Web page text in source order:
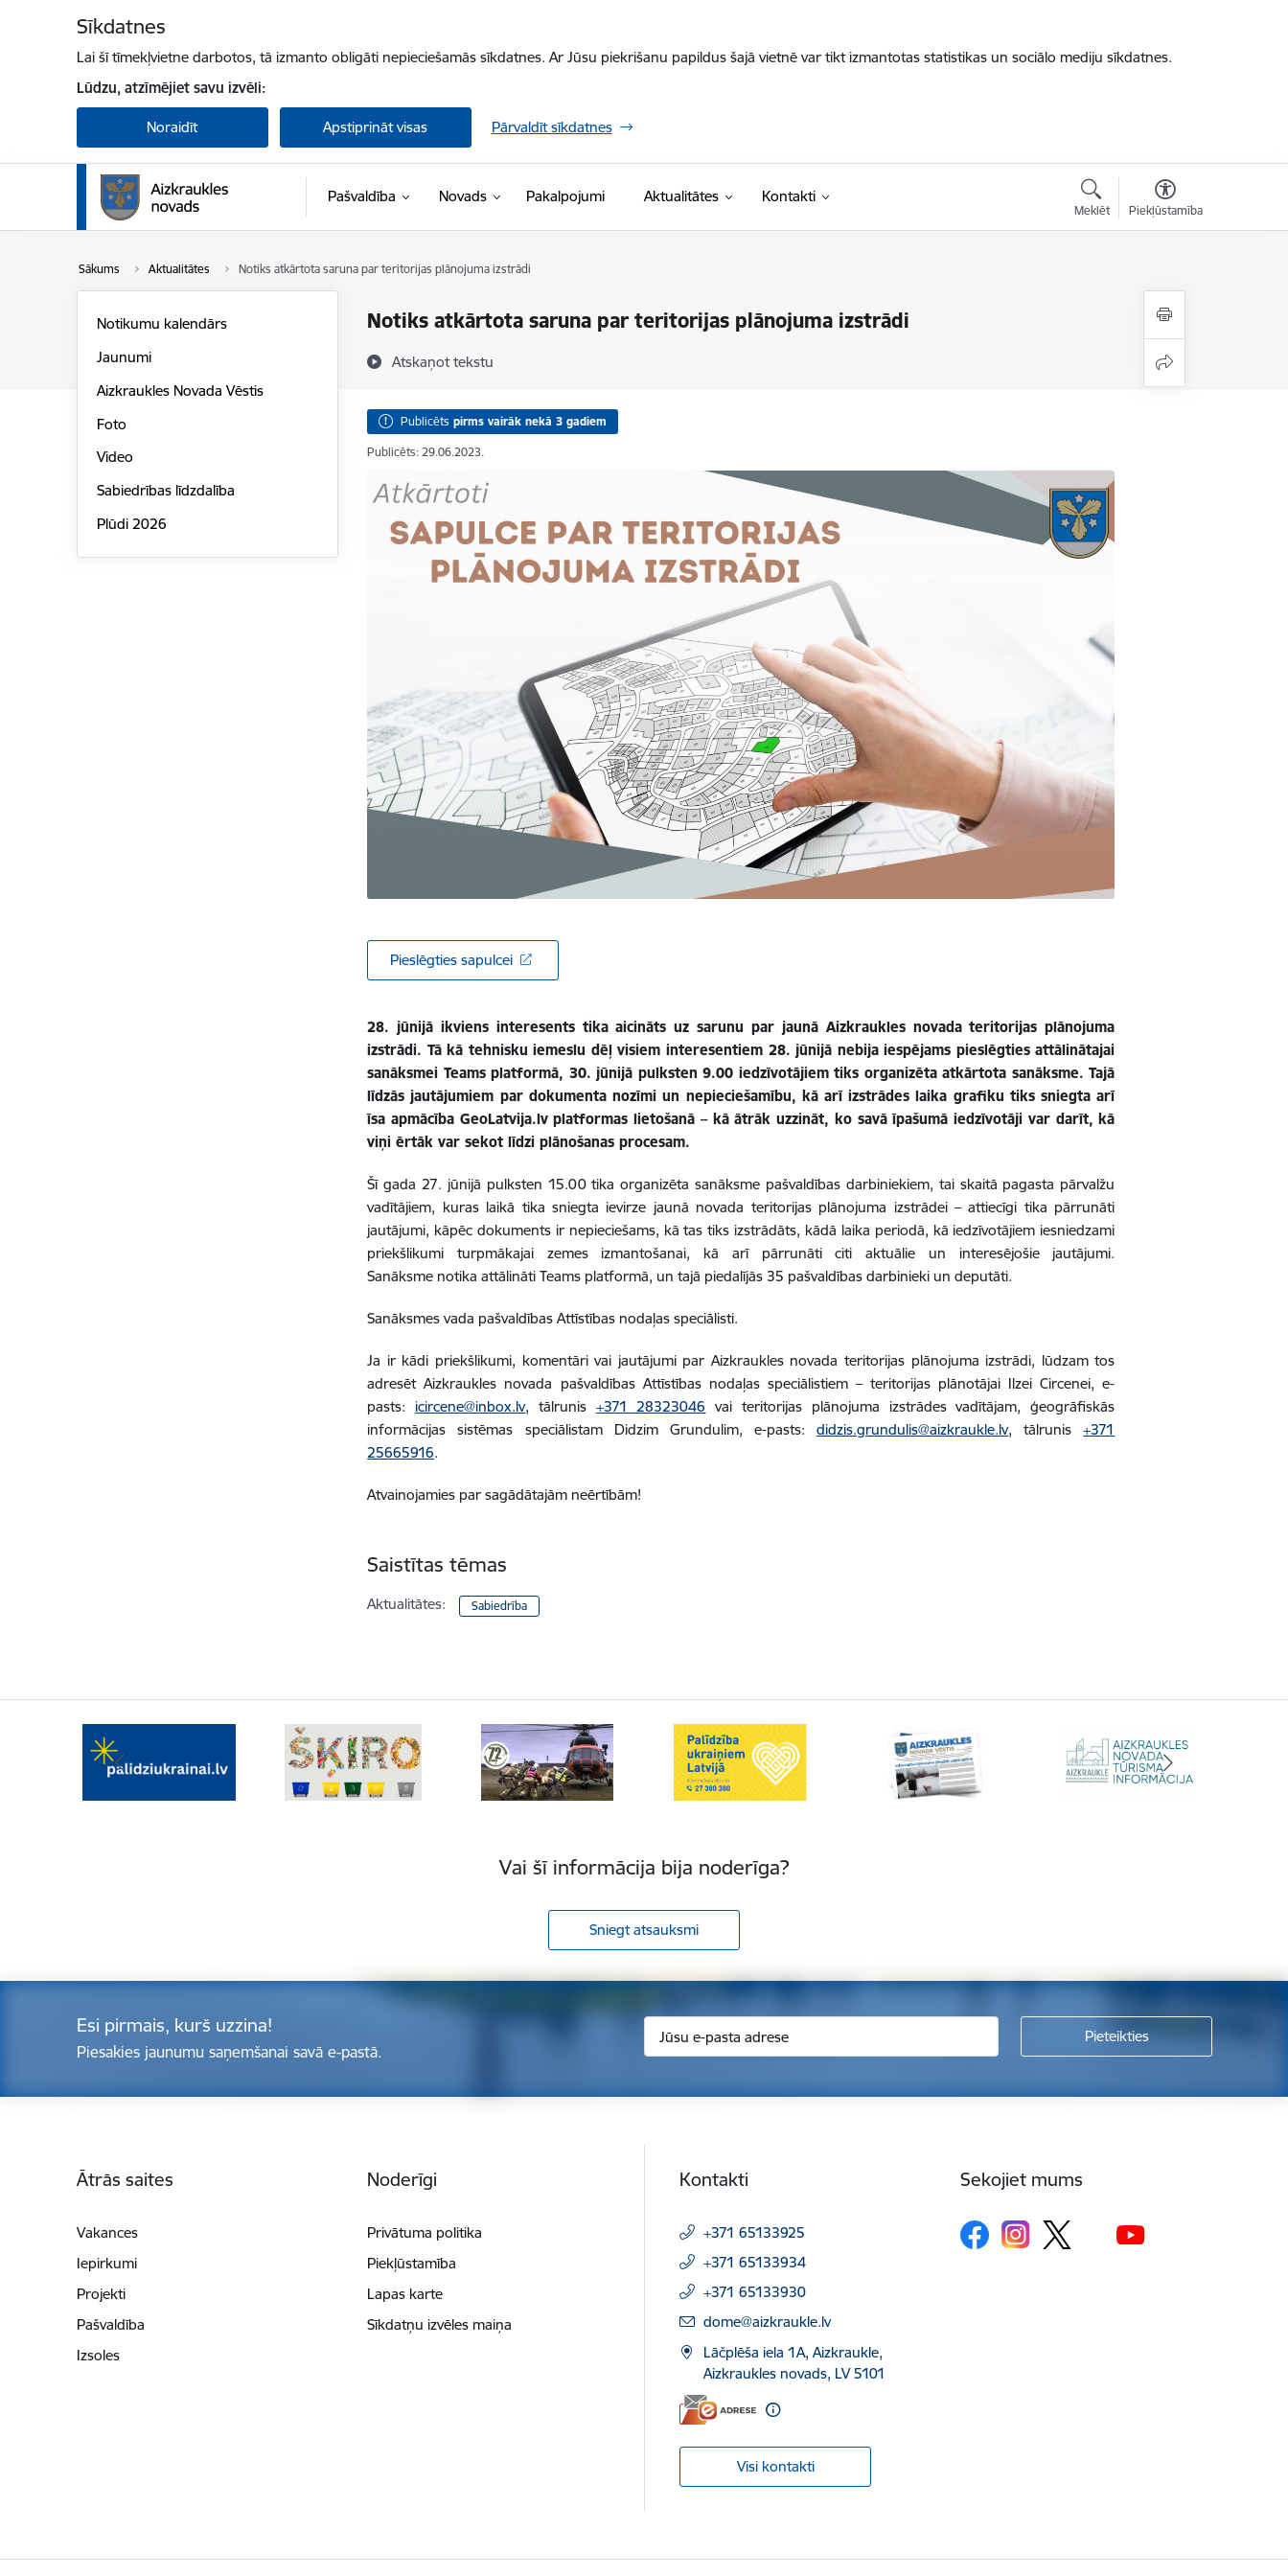
Sīkdatnes
Lai šī tīmekļvietne darbotos, tā izmanto obligāti nepieciešamās sīkdatnes. Ar Jūsu piekrišanu papildus šajā vietnē var tikt izmantotas statistikas un sociālo mediju sīkdatnes.
Lūdzu, atzīmējiet savu izvēli:
Noraidīt Apstiprināt visas Pārvaldīt sīkdatnes
Pašvaldība Novads Pakalpojumi Aktualitātes Kontakti
Meklēt Piekļūstamība
Sākums Aktualitātes Notiks atkārtota saruna par teritorijas plānojuma izstrādi
Notiks atkārtota saruna par teritorijas plānojuma izstrādi
Atskaņot tekstu
Notikumu kalendārs
Jaunumi
Aizkraukles Novada Vēstis
Foto
Video
Sabiedrības līdzdalība
Plūdi 2026
Publicēts pirms vairāk nekā 3 gadiem
Publicēts: 29.06.2023.
Pieslēgties sapulcei
28. jūnijā ikviens interesents tika aicināts uz sarunu par jaunā Aizkraukles novada teritorijas plānojuma
izstrādi. Tā kā tehnisku iemeslu dēļ visiem interesentiem 28. jūnijā nebija iespējams pieslēgties attālinātajai
sanāksmei Teams platformā, 30. jūnijā pulksten 9.00 iedzīvotājiem tiks organizēta atkārtota sanāksme. Tajā
līdzās jautājumiem par dokumenta nozīmi un nepieciešamību, kā arī izstrādes laika grafiku tiks sniegta arī
īsa apmācība GeoLatvija.lv platformas lietošanā – kā ātrāk uzzināt, ko savā īpašumā iedzīvotāji var darīt, kā
viņi ērtāk var sekot līdzi plānošanas procesam.
Šī gada 27. jūnijā pulksten 15.00 tika organizēta sanāksme pašvaldības darbiniekiem, tai skaitā pagasta pārvalžu
vadītājiem, kuras laikā tika sniegta ievirze jaunā novada teritorijas plānojuma izstrādei – attiecīgi tika pārrunāti
jautājumi, kāpēc dokuments ir nepieciešams, kā tas tiks izstrādāts, kādā laika periodā, kā iedzīvotājiem iesniedzami
priekšlikumi turpmākajai zemes izmantošanai, kā arī pārrunāti citi aktuālie un interesējošie jautājumi.
Sanāksme notika attālināti Teams platformā, un tajā piedalījās 35 pašvaldības darbinieki un deputāti.
Sanāksmes vada pašvaldības Attīstības nodaļas speciālisti.
Ja ir kādi priekšlikumi, komentāri vai jautājumi par Aizkraukles novada teritorijas plānojuma izstrādi, lūdzam tos
adresēt Aizkraukles novada pašvaldības Attīstības nodaļas speciālistiem – teritorijas plānotājai Ilzei Circenei, e-
pasts: icircene@inbox.lv, tālrunis +371 28323046 vai teritorijas plānojuma izstrādes vadītājam, ģeogrāfiskās
informācijas sistēmas speciālistam Didzim Grundulim, e-pasts: didzis.grundulis@aizkraukle.lv, tālrunis+371
25665916.
Atvainojamies par sagādātajām neērtībām!
Saistītas tēmas
Aktualitātes: Sabiedrība
Vai šī informācija bija noderīga?
Sniegt atsauksmi
Esi pirmais, kurš uzzina!
Piesakies jaunumu saņemšanai savā e-pastā.
Ātrās saites
Vakances
Iepirkumi
Projekti
Pašvaldība
Izsoles
Noderīgi
Privātuma politika
Piekļūstamība
Lapas karte
Sīkdatņu izvēles maiņa
Kontakti
+371 65133925
+371 65133934
+371 65133930
E-pasts:
dome@aizkraukle.lv
Lāčplēša iela 1A, Aizkraukle,
Aizkraukles novads, LV 5101
Visi kontakti
Sekojiet mums